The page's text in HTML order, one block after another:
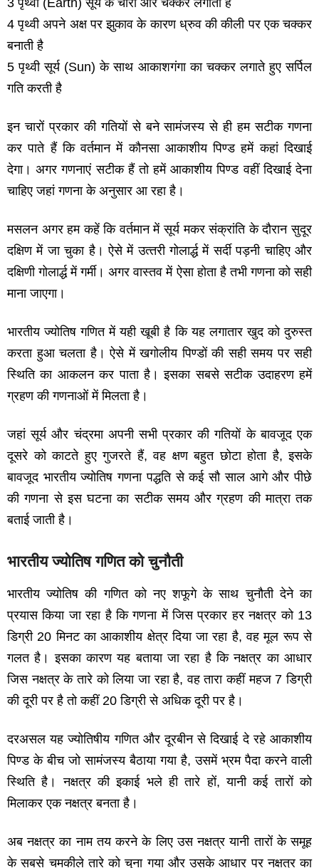
4 पृथ्‍वी अपने अक्ष पर झुकाव के कारण ध्रुव की कीली पर एक चक्‍कर
बनाती है
5 पृथ्‍वी सूर्य (Sun) के साथ आकाशगंगा का चक्‍कर लगाते हुए सर्पिल
गति करती है
इन चारों प्रकार की गतियों से बने सामंजस्‍य से ही हम सटीक गणना
कर पाते हैं कि वर्तमान में कौनसा आकाशीय पिण्‍ड हमें कहां दिखाई
देगा। अगर गणनाएं सटीक हैं तो हमें आकाशीय पिण्‍ड वहीं दिखाई देना
चाहिए जहां गणना के अनुसार आ रहा है।
मसलन अगर हम कहें कि वर्तमान में सूर्य मकर संक्रांति के दौरान सुदूर
दक्षिण में जा चुका है। ऐसे में उत्‍तरी गोलार्द्ध में सर्दी पड़नी चाहिए और
दक्षिणी गोलार्द्ध में गर्मी। अगर वास्‍तव में ऐसा होता है तभी गणना को सही
माना जाएगा।
भारतीय ज्‍योतिष गणित में यही खूबी है कि यह लगातार खुद को दुरुस्‍त
करता हुआ चलता है। ऐसे में खगोलीय पिण्‍डों की सही समय पर सही
स्थिति का आकलन कर पाता है। इसका सबसे सटीक उदाहरण हमें
ग्रहण की गणनाओं में मिलता है।
जहां सूर्य और चंद्रमा अपनी सभी प्रकार की गतियों के बावजूद एक
दूसरे को काटते हुए गुजरते हैं, वह क्षण बहुत छोटा होता है, इसके
बावजूद भारतीय ज्‍योतिष गणना पद्धति से कई सौ साल आगे और पीछे
की गणना से इस घटना का सटीक समय और ग्रहण की मात्रा तक
बताई जाती है।
भारतीय ज्‍योतिष गणित को चुनौती
भारतीय ज्‍योतिष की गणित को नए शफूगे के साथ चुनौती देने का
प्रयास किया जा रहा है कि गणना में जिस प्रकार हर नक्षत्र को 13
डिग्री 20 मिनट का आकाशीय क्षेत्र दिया जा रहा है, वह मूल रूप से
गलत है। इसका कारण यह बताया जा रहा है कि नक्षत्र का आधार
जिस नक्षत्र के तारे को लिया जा रहा है, वह तारा कहीं महज 7 डिग्री
की दूरी पर है तो कहीं 20 डिग्री से अधिक दूरी पर है।
दरअसल यह ज्‍योतिषीय गणित और दूरबीन से दिखाई दे रहे आकाशीय
पिण्‍ड के बीच जो सामंजस्‍य बैठाया गया है, उसमें भ्रम पैदा करने वाली
स्थिति है। नक्षत्र की इकाई भले ही तारे हों, यानी कई तारों को
मिलाकर एक नक्षत्र बनता है।
अब नक्षत्र का नाम तय करने के लिए उस नक्षत्र यानी तारों के समूह
के सबसे चमकीले तारे को चुना गया और उसके आधार पर नक्षत्र का